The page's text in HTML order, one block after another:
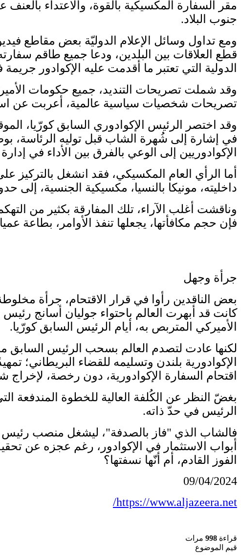
مقر السفارة المكسيكية بالقوة، والاعتداء
جنوب البلاد.
ومع تداول وسائل الإعلام الدوليّة بعض مقاطع
قطع العلاقات بين البلدين، ودعا جميع طاقم سفارته
الدولية التي تعتبر ما أقدمت عليه الإكوادور
وقد شملت تصريحات التنديد، جميع حكومات
تصريحات شخصيات سياسية عالمية، أعربت عن
وقد اختصر الرئيس الإكوادوري السابق كورّيا،
في إشارة إلى شُهرة الشاب قبل توليه الرئاسة،
الإكوادوريين إلى الوعي بالفرق بين الأداء في
أما الرأي العام المكسيكي، فقد انشغل
داخليته، مونيكا بالنسيا، مكسيكية الجنسية،
وناقشت أغلب الآراء، تلك المفارقة بكثير من
فإن حجم مكافأتها، يجعلها تنفذ الأوامر، بطاعة
جرأة وجهل
كانت قد أبهرت العالم باحتواء جوليان أسانج
الأميركي المتربص به، أيام الرئيس السابق كورّيا.
الإكوادورية بلندن وتسليمه للقضاء البريطاني؛
اقتحام السفارة الإكوادورية، دون رخصة،
بغضّ النظر عن الكُلفة العالية للخطوة المندفعة
الرئيس في حدّ ذاته.
فالشاب الذي "فاز بالصدفة"، ليشغل منصب رئيس
أبواب الاستثمار في الإكوادور، رغم عجزه عن
الفوز القادم، أم أنّها نسفتها؟
09/04/2024
https://www.aljazeera.net/
قراءة 998 مرات
قيم الموضوع